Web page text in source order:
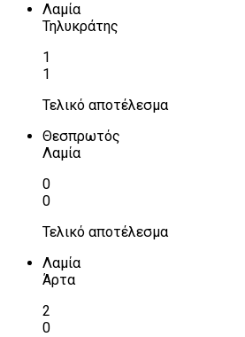
Λαμία
Τηλυκράτης
1
1
Τελικό αποτέλεσμα
Θεσπρωτός
Λαμία
0
0
Τελικό αποτέλεσμα
Λαμία
Άρτα
2
0